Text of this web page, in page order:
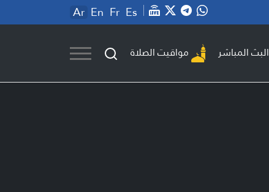
Ar En Fr Es
البث المباشر مواقيت الصلاة